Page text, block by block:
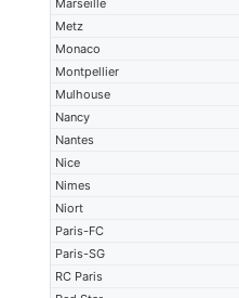
Marseille
Metz
Monaco
Montpellier
Mulhouse
Nancy
Nantes
Nice
Nimes
Niort
Paris-FC
Paris-SG
RC Paris